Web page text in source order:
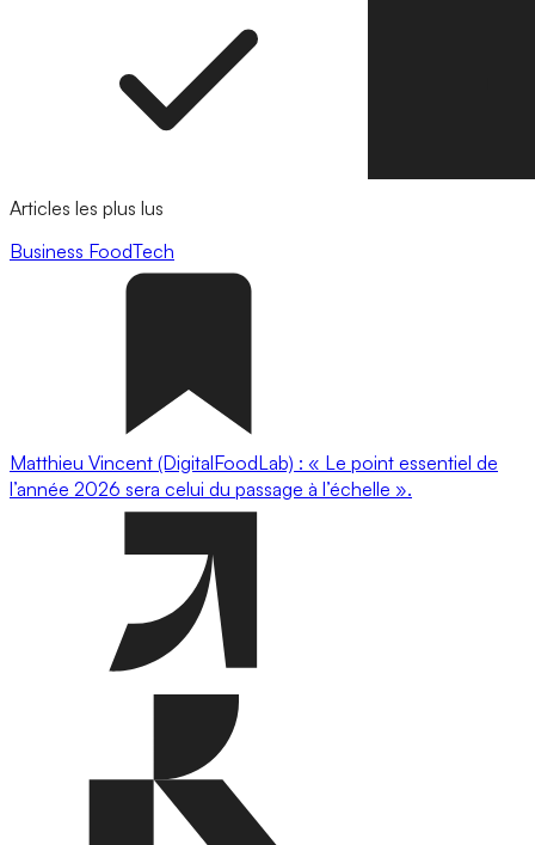
Articles les plus lus
Business FoodTech
Matthieu Vincent (DigitalFoodLab) : « Le point essentiel de
l’année 2026 sera celui du passage à l’échelle ».